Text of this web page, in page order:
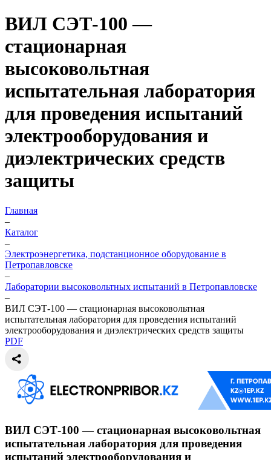
ВИЛ СЭТ-100 —
стационарная
высоковольтная
испытательная лаборатория
для проведения испытаний
электрооборудования и
диэлектрических средств
защиты
Главная
–
Каталог
–
Электроэнергетика, подстанционное оборудование в
Петропавловске
–
Лаборатории высоковольтных испытаний в Петропавловске
–
ВИЛ СЭТ-100 — стационарная высоковольтная
испытательная лаборатория для проведения испытаний
электрооборудования и диэлектрических средств защиты
PDF
ВИЛ СЭТ-100 — стационарная высоковольтная
испытательная лаборатория для проведения
испытаний электрооборудования и